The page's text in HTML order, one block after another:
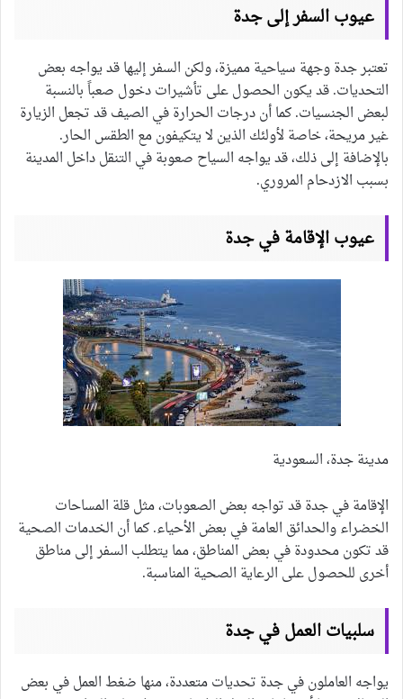
عيوب السفر إلى جدة
تعتبر جدة وجهة سياحية مميزة، ولكن السفر إليها قد يواجه بعض
التحديات. قد يكون الحصول على تأشيرات دخول صعباً بالنسبة
لبعض الجنسيات. كما أن درجات الحرارة في الصيف قد تجعل الزيارة
غير مريحة، خاصة لأولئك الذين لا يتكيفون مع الطقس الحار.
بالإضافة إلى ذلك، قد يواجه السياح صعوبة في التنقل داخل المدينة
بسبب الازدحام المروري.
عيوب الإقامة في جدة
مدينة جدة، السعودية
الإقامة في جدة قد تواجه بعض الصعوبات، مثل قلة المساحات
الخضراء والحدائق العامة في بعض الأحياء. كما أن الخدمات الصحية
قد تكون محدودة في بعض المناطق، مما يتطلب السفر إلى مناطق
أخرى للحصول على الرعاية الصحية المناسبة.
سلبيات العمل في جدة
يواجه العاملون في جدة تحديات متعددة، منها ضغط العمل في بعض